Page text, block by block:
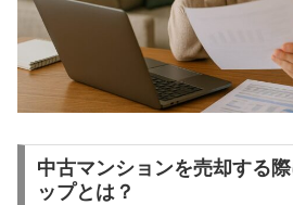
中古マンションを売却する
ップとは？